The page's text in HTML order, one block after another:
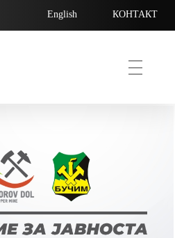
English КОНТАКТ